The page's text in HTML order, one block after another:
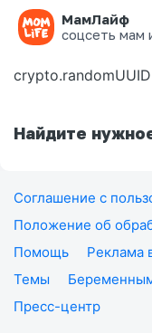
МамЛайф
соцсеть мам
Ошибка на
Найдите
Соглашение с
Положение об
Помощь
Реклама
Темы
Пресс-центр